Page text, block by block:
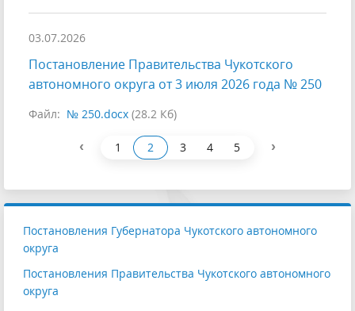
03.07.2026
Постановление Правительства Чукотского
автономного округа от 3 июля 2026 года № 250
Файл: № 250.docx (28.2 Кб)
‹ 1 2 3 4 5 ›
Постановления Губернатора Чукотского автономного
округа
Постановления Правительства Чукотского автономного
округа